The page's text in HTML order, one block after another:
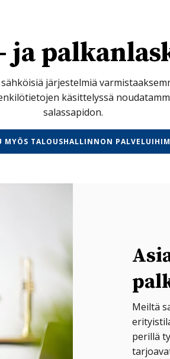
järjestelmiä
käsittelyssä
salassapidon.
MYÖS TALOUSHALLINNON
Meiltä
perillä